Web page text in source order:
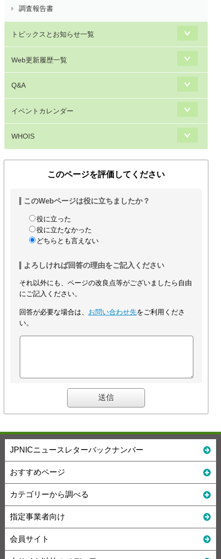
調査報告書
トピックスとお知らせ一覧
Web更新履歴一覧
Q&A
イベントカレンダー
WHOIS
このページを評価してください
このWebページは役に立ちましたか？
役に立った
役に立たなかった
どちらとも言えない
よろしければ回答の理由をご記入ください
それ以外にも、ページの改良点等がございましたら自由
にご記入ください。
回答が必要な場合は、 お問い合わせ先をご利用くださ
い。
JPNICニュースレターバックナンバー
おすすめページ
カテゴリーから調べる
指定事業者向け
会員サイト